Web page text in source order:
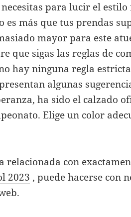
necesitas para lucir el
es más que tus prendas
mayor para este
que sigas las reglas de
hay ninguna regla
algunas
ha sido el calzado
Elige un color
relacionada con
2023 , puede hacerse con